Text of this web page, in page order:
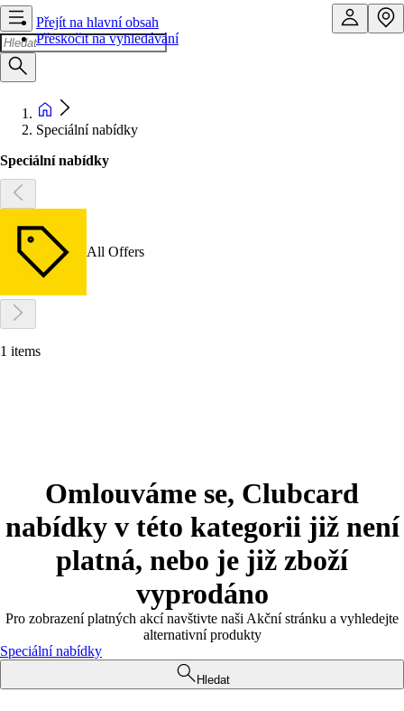
Přejít na hlavní obsah
Přeskočit na vyhledávání
Speciální nabídky
Speciální nabídky
All Offers
1 items
Omlouváme se, Clubcard
nabídky v této kategorii již není
platná, nebo je již zboží
vyprodáno
Pro zobrazení platných akcí navštivte naši Akční stránku a vyhledejte
alternativní produkty
Speciální nabídky
Hledat